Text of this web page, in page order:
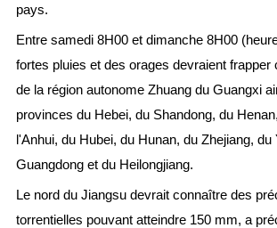
pays.
Entre samedi 8H00 et dimanche 8H00
fortes pluies et des orages devraient frapper
de la région autonome Zhuang du Guangxi
provinces du Hebei, du Shandong, du
l'Anhui, du Hubei, du Hunan, du Zhejiang, du
Guangdong et du Heilongjiang.
Le nord du Jiangsu devrait connaître des
torrentielles pouvant atteindre 150 mm, a